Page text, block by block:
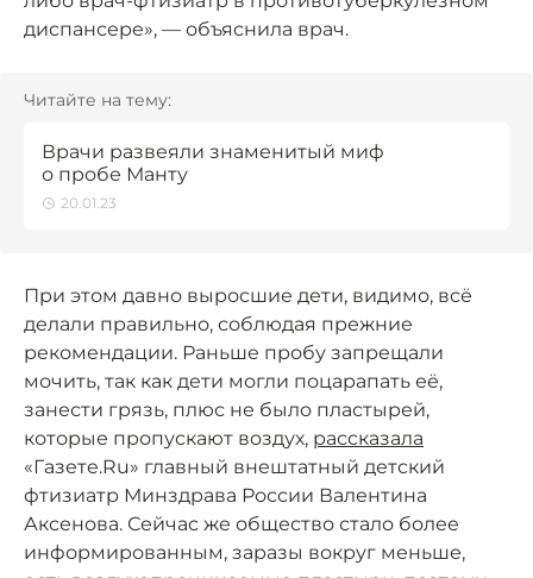
диспансере», — объяснила врач.
Читайте на тему:
Врачи развеяли знаменитый миф
о пробе Манту
20.01.23
При этом давно выросшие дети, видимо, всё
делали правильно, соблюдая прежние
рекомендации. Раньше пробу запрещали
мочить, так как дети могли поцарапать её,
занести грязь, плюс не было пластырей,
которые пропускают воздух, рассказала
«Газете.Ru» главный внештатный детский
фтизиатр Минздрава России Валентина
Аксенова. Сейчас же общество стало более
информированным, заразы вокруг меньше,